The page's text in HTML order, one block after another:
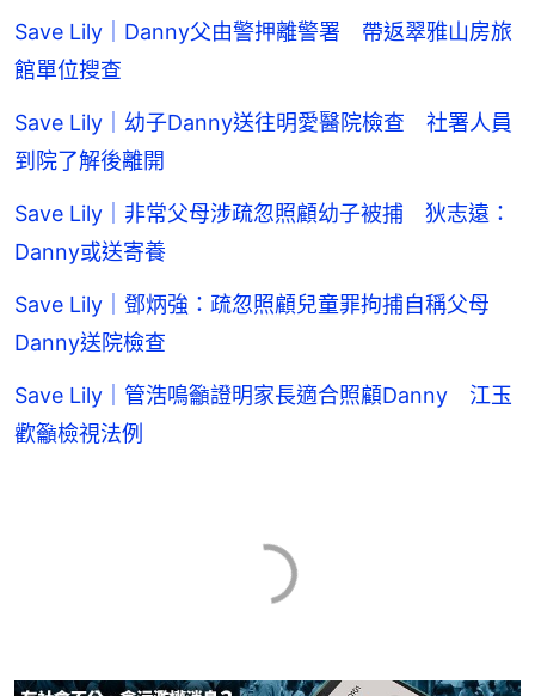
Save Lily｜Danny父由警押離警署 帶返翠雅山房旅
館單位搜查
Save Lily｜幼子Danny送往明愛醫院檢查 社署人員
到院了解後離開
Save Lily｜非常父母涉疏忽照顧幼子被捕 狄志遠：
Danny或送寄養
Save Lily｜鄧炳強：疏忽照顧兒童罪拘捕自稱父母
Danny送院檢查
Save Lily｜管浩鳴籲證明家長適合照顧Danny 江玉
歡籲檢視法例